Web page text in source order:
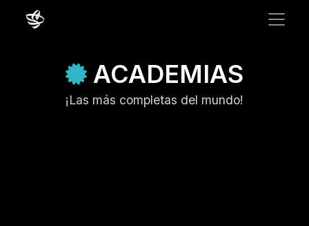
ACADEMIAS
¡Las más completas del mundo!